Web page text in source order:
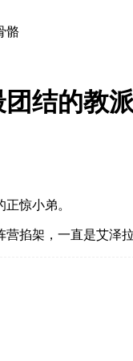
骼
结的教
惊小弟。
掐架，一直是艾泽